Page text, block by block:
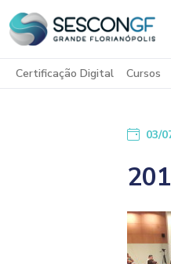
Certificação Digital Cursos
03/